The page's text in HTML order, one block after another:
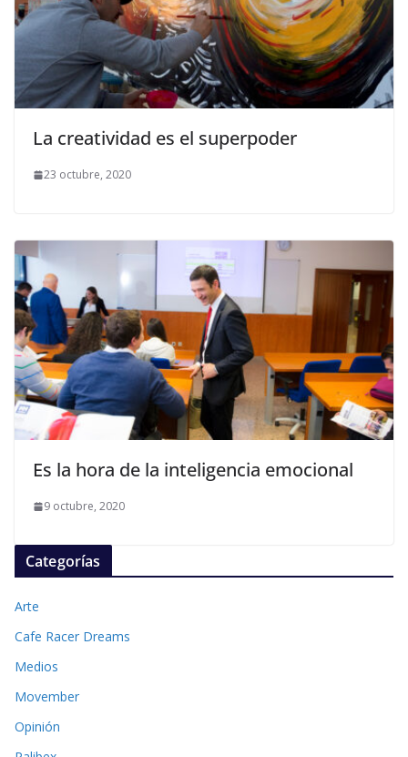
La creatividad es el superpoder
23 octubre, 2020
Es la hora de la inteligencia emocional
9 octubre, 2020
Categorías
Arte
Cafe Racer Dreams
Medios
Movember
Opinión